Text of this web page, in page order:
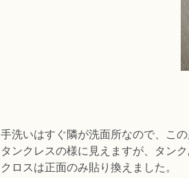
手洗いはすぐ隣が洗面所なので、こ
タンクレスの様に見えますが、タン
クロスは正面のみ貼り換えました。